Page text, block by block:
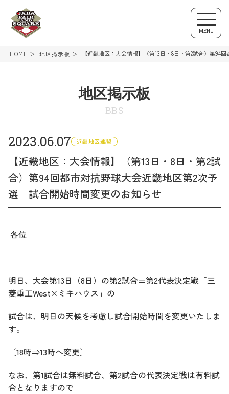
MENU
HOME 地区掲示板 【近畿地区：大会情報】（第13日・8日・第2試合）第
地区掲示板
BBS
2023.06.07 近畿地区連盟
【近畿地区：大会情報】（第13日・8日・第2試
合）第94回都市対抗野球大会近畿地区第2次予
選 試合開始時間変更のお知らせ
各位
明日、大会第13日（8日）の第2試合=第2代表決定戦「三
菱重工West× ミキハウス」の
試合は、明日の天候を考慮し試合開始時間を変更いたしま
す。
〔18時⇒13時へ変更〕
なお、第1試合は無料試合、第2試合の代表決定戦は有料試
合となりますので